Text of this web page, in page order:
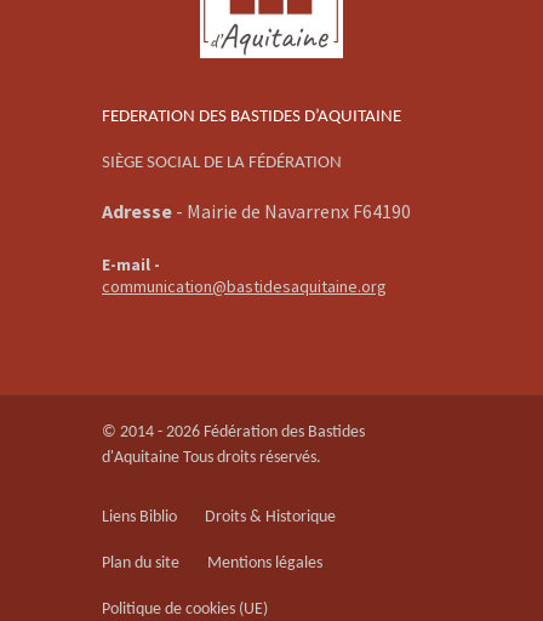
FEDERATION DES BASTIDES D’AQUITAINE
SIÈGE SOCIAL DE LA FÉDÉRATION
Adresse - Mairie de Navarrenx F64190
E-mail -
communication@bastidesaquitaine.org
© 2014 - 2026 Fédération des Bastides
d'Aquitaine Tous droits réservés.
Liens Biblio Droits & Historique
Plan du site Mentions légales
Politique de cookies (UE)